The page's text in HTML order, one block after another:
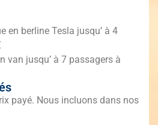
en berline Tesla jusqu’ à 4
van jusqu’ à 7 passagers à
payé. Nous incluons dans nos